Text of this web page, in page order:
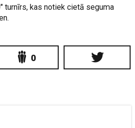
turnīrs, kas notiek cietā seguma
0